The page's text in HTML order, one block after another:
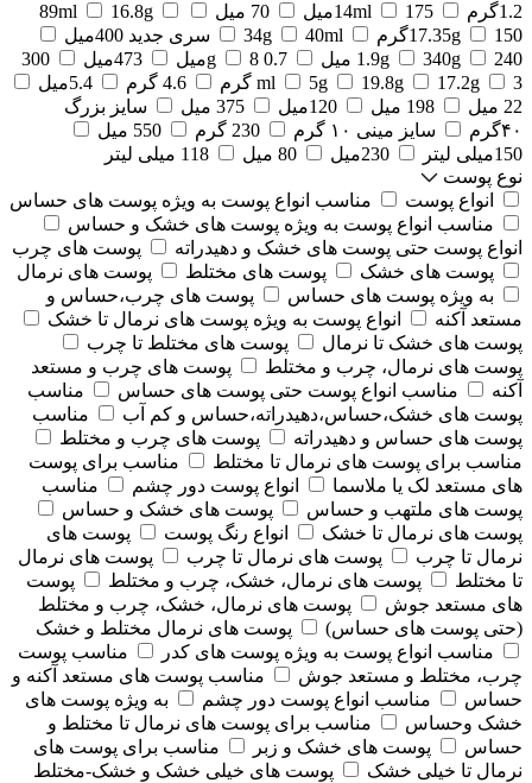
1.2گرم
14ml 175میل 70 میل 89ml
16.8g
17.35g
150گرم 34g 40ml
سری جدید 400میل
1.9g
340g 240 میل 0.7 g 8میل 473میل
300
ml
5g 19.8g 17.2g 3 گرم 4.6 گرم
5.4میل
22 میل
198 میل 120میل 375 میل
سایز بزرگ
۴۰گرم
سایز مینی ۱۰ گرم 230 گرم
550 میل
150میلی لیتر
230میل 80 میل
118 میلی لیتر
نوع پوست
انواع پوست
مناسب انواع پوست به ویژه پوست های حساس
مناسب انواع پوست به ویژه پوست های خشک و حساس
انواع پوست حتی پوست های خشک و دهیدراته
پوست های چرب
پوست های خشک
پوست های مختلط
پوست های نرمال
به ویژه پوست های حساس
پوست های چرب،حساس و
مستعد آکنه
انواع پوست به ویژه پوست های نرمال تا خشک
پوست های خشک تا نرمال
پوست های مختلط تا چرب
پوست های نرمال، چرب و مختلط
پوست های چرب و مستعد
آکنه
مناسب انواع پوست حتی پوست های حساس
مناسب
پوست های خشک،حساس،دهیدراته،حساس و کم آب
مناسب
پوست های حساس و دهیدراته
پوست های چرب و مختلط
مناسب برای پوست های نرمال تا مختلط
مناسب برای پوست
های مستعد لک یا ملاسما
انواع پوست دور چشم
مناسب
پوست های ملتهب و حساس
پوست های خشک و حساس
پوست های نرمال تا خشک
انواع رنگ پوست
پوست های
نرمال تا چرب
پوست های نرمال تا چرب
پوست های نرمال
تا مختلط
پوست های نرمال، خشک، چرب و مختلط
پوست
های مستعد جوش
پوست های نرمال، خشک، چرب و مختلط
(حتی پوست های حساس)
پوست های نرمال مختلط و خشک
مناسب انواع پوست به ویژه پوست های کدر
مناسب پوست
چرب، مختلط و مستعد جوش
مناسب پوست های مستعد آکنه و
حساس
مناسب انواع پوست دور چشم
به ویژه پوست های
خشک وحساس
مناسب برای پوست های نرمال تا مختلط و
حساس
پوست های خشک و زبر
مناسب برای پوست های
نرمال تا خیلی خشک
پوست های خیلی خشک و خشک-مختلط